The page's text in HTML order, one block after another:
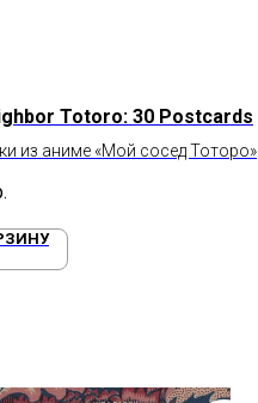
Totoro: 30 Postcards
из аниме «Мой сосед Тоторо»